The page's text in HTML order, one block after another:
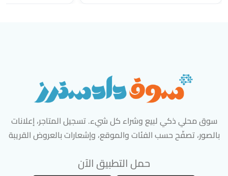
سوق محلي ذكي لبيع وشراء كل شيء. تسجيل المتاجر، إعلانات
بالصور، تصفّح حسب الفئات والموقع، وإشعارات بالعروض القريبة
حمل التطبيق الآن